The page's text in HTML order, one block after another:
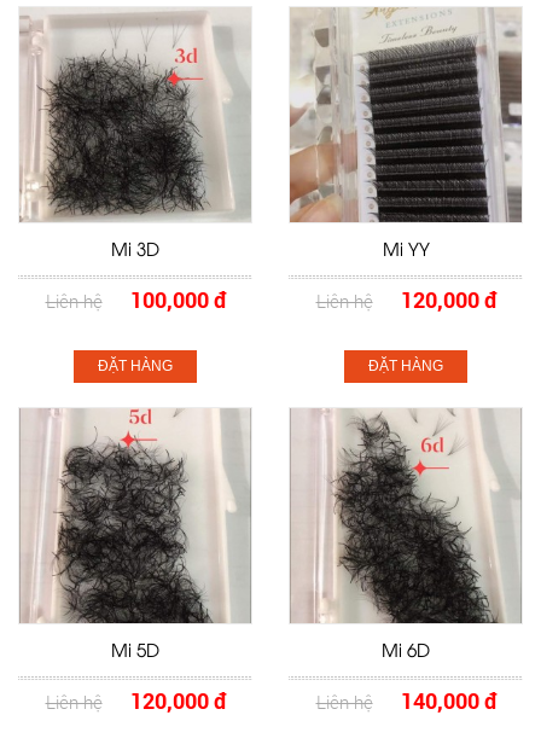
Mi 3D
Liên hệ 100,000 đ
ĐẶT HÀNG
Mi YY
Liên hệ 120,000 đ
ĐẶT HÀNG
Mi 5D
Liên hệ 120,000 đ
Mi 6D
Liên hệ 140,000 đ